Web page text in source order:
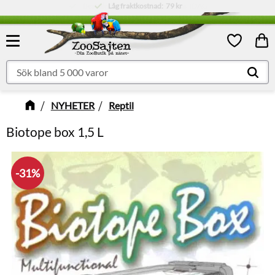
Meny
Låg fraktkostnad: 79 kr
Favoriter
NYHETER Reptil
Biotope box 1,5 L
31%